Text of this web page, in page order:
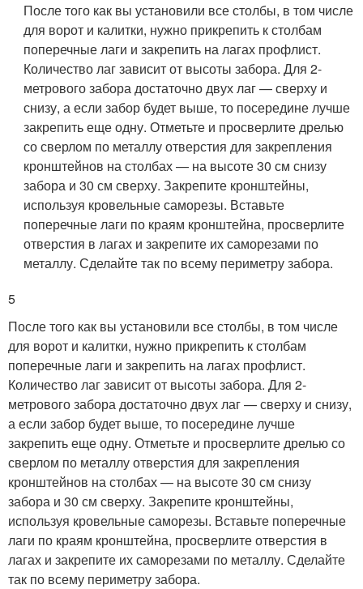
После того как вы установили все столбы, в том числе
для ворот и калитки, нужно прикрепить к столбам
поперечные лаги и закрепить на лагах профлист.
Количество лаг зависит от высоты забора. Для 2-
метрового забора достаточно двух лаг — сверху и
снизу, а если забор будет выше, то посередине лучше
закрепить еще одну. Отметьте и просверлите дрелью
со сверлом по металлу отверстия для закрепления
кронштейнов на столбах — на высоте 30 см снизу
забора и 30 см сверху. Закрепите кронштейны,
используя кровельные саморезы. Вставьте
поперечные лаги по краям кронштейна, просверлите
отверстия в лагах и закрепите их саморезами по
металлу. Сделайте так по всему периметру забора.
5
После того как вы установили все столбы, в том числе
для ворот и калитки, нужно прикрепить к столбам
поперечные лаги и закрепить на лагах профлист.
Количество лаг зависит от высоты забора. Для 2-
метрового забора достаточно двух лаг — сверху и снизу,
а если забор будет выше, то посередине лучше
закрепить еще одну. Отметьте и просверлите дрелью со
сверлом по металлу отверстия для закрепления
кронштейнов на столбах — на высоте 30 см снизу
забора и 30 см сверху. Закрепите кронштейны,
используя кровельные саморезы. Вставьте поперечные
лаги по краям кронштейна, просверлите отверстия в
лагах и закрепите их саморезами по металлу. Сделайте
так по всему периметру забора.